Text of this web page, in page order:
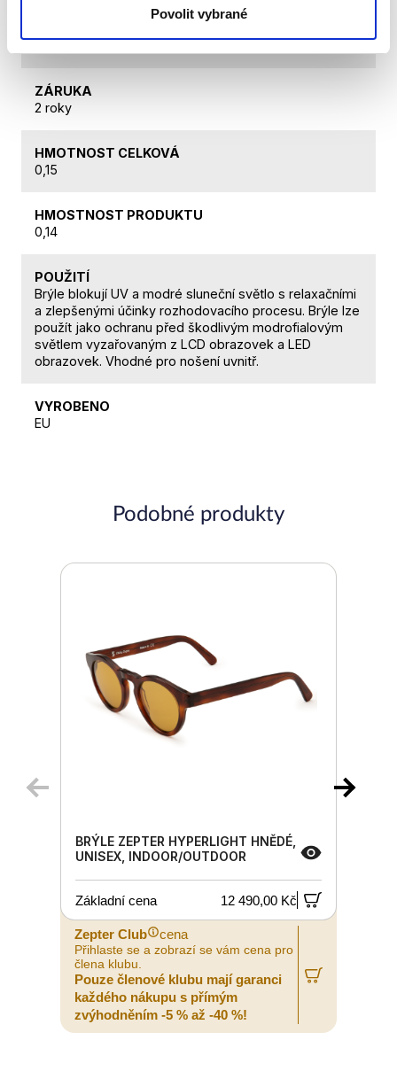
Povolit vybrané
NÁZEV PRODUKTU
ZÁRUKA
2 roky
HMOTNOST CELKOVÁ
0,15
HMOSTNOST PRODUKTU
0,14
POUŽITÍ
Brýle blokují UV a modré sluneční světlo s relaxačními
a zlepšenými účinky rozhodovacího procesu. Brýle lze
použít jako ochranu před škodlivým modrofialovým
světlem vyzařovaným z LCD obrazovek a LED
obrazovek. Vhodné pro nošení uvnitř.
VYROBENO
EU
Podobné produkty
BRÝLE ZEPTER HYPERLIGHT HNĚDÉ,
UNISEX, INDOOR/OUTDOOR
Základní cena 12 490,00 Kč
Zepter Club cena
Přihlaste se a zobrazí se vám cena pro
člena klubu.
Pouze členové klubu mají garanci
každého nákupu s přímým
zvýhodněním -5 % až -40 %!